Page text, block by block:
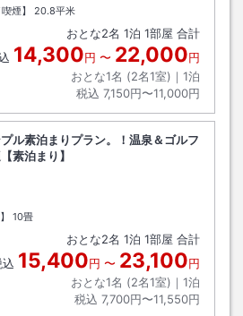
煙】
20.8平米
おとな2名 1泊 1部屋 合計
14,300円 〜 22,000円
おとな1名 (2名1室)｜ 1泊
税込 7,150円〜11,000円
ル素泊まりプラン。！温泉＆ゴルフ
素泊まり】
ト
10畳
おとな2名 1泊 1部屋 合計
15,400円 〜 23,100円
おとな1名 (2名1室)｜ 1泊
税込 7,700円〜11,550円